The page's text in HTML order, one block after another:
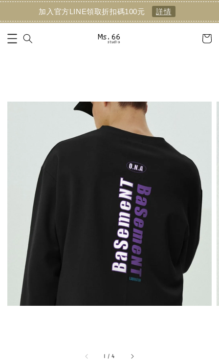
加入官方LINE領取折扣碼100元 詳情
1 /4